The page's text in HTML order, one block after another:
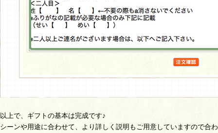
以上で、ギフトの基本は完成です♪
シーンや用途に合わせて、より詳しく説明もご用意していますので合